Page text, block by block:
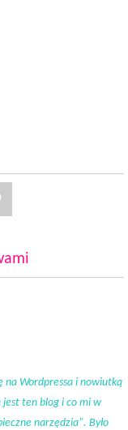
na Wordpressa i nowiutką
jest ten blog i co mi w
narzędzia". Było